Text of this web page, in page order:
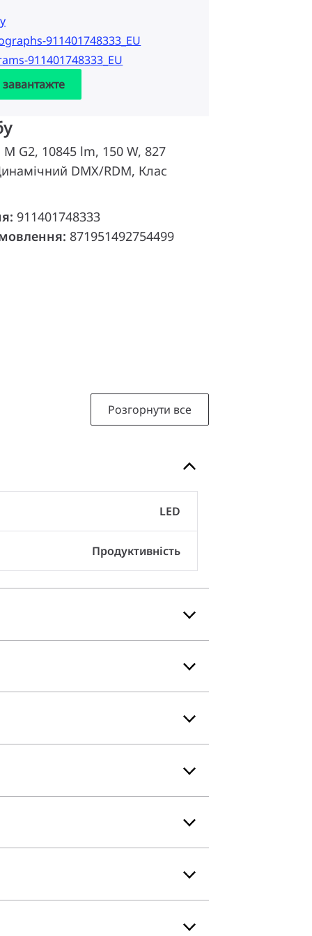
911401748333_EU
911401748333_EU
завантажте
G2, 10845 lm, 150 W, 827
DMX/RDM, Клас
911401748333
871951492754499
Розгорнути все
LED
Продуктивність